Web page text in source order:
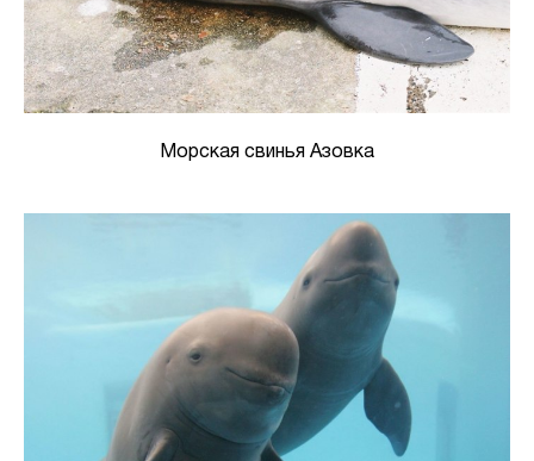
Морская свинья Азовка